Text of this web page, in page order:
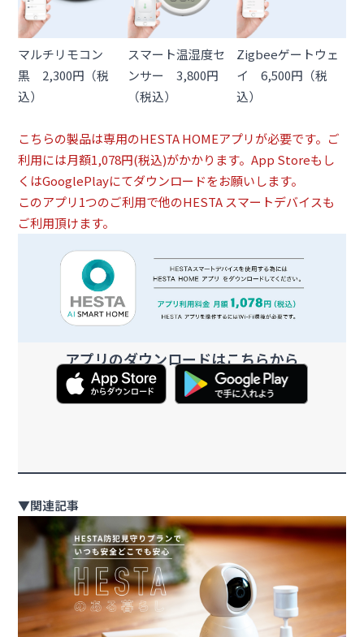
マルチリモコン
黒 2,300円（税
込）
スマート温湿度セ
ンサー 3,800円
（税込）
Zigbeeゲートウェ
イ 6,500円（税
込）
こちらの製品は専用のHESTA HOMEアプリが必要です。ご
利用には月額1,078円(税込)がかかります。App Storeもし
くはGooglePlayにてダウンロードをお願いします。
このアプリ1つのご利用で他のHESTA スマートデバイスも
ご利用頂けます。
アプリのダウンロードはこちらから
▼関連記事